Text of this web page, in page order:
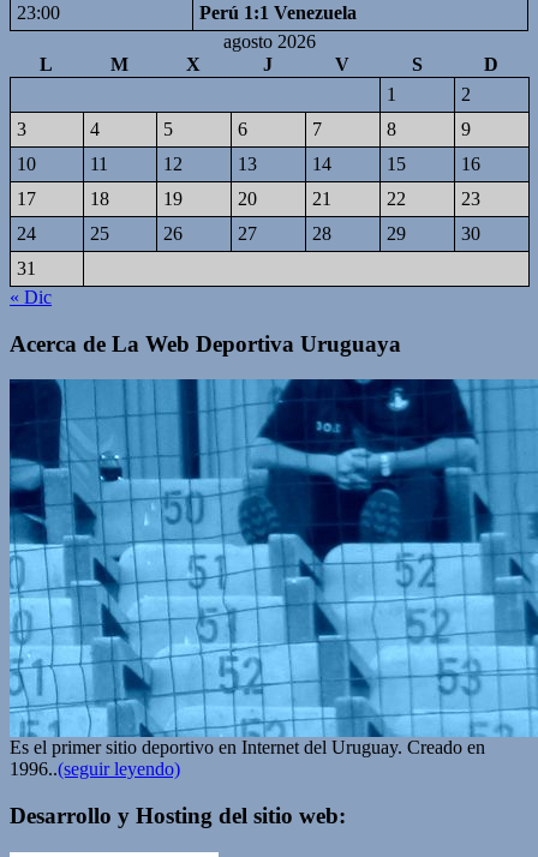
23:00
Perú 1:1 Venezuela
agosto 2026
L
M X J V S
D
1
2
3
4 5 6 7 8
9
10
11 12 13 14 15
16
17
18 19 20 21 22
23
24
25 26 27 28 29
30
31
« Dic
Acerca de La Web Deportiva Uruguaya
Es el primer sitio deportivo en Internet del Uruguay. Creado en
1996..(seguir leyendo)
Desarrollo y Hosting del sitio web: